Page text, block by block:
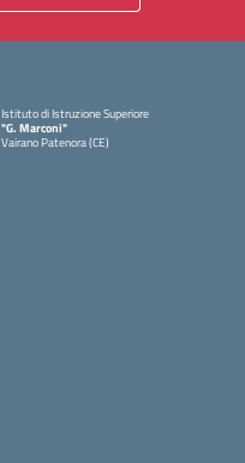
Istituto di Istruzione Superiore
"G. Marconi"
Vairano Patenora (CE)